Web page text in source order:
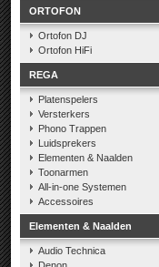
ORTOFON
Ortofon DJ
Ortofon HiFi
REGA
Platenspelers
Versterkers
Phono Trappen
Luidsprekers
Elementen & Naalden
Toonarmen
All-in-one Systemen
Accessoires
Elementen & Naalden
Audio Technica